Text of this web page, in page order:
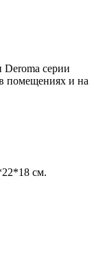
серии
помещениях и на
см.